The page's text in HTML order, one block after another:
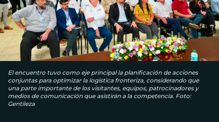
El encuentro tuvo como eje principal la planificación de acciones
conjuntas para optimizar la logística fronteriza, considerando que
una parte importante de los visitantes, equipos, patrocinadores y
medios de comunicación que asistirán a la competencia. Foto:
Gentileza